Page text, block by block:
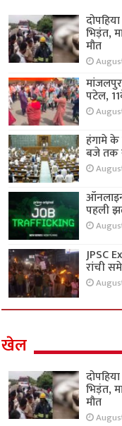
भिड़ंत,
मौत
पटेल,
हंगामे के
बजे तक
पहली
JPSC
रांची
खेल
भिड़ंत,
मौत